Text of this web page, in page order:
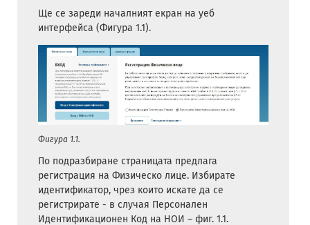
Ще се зареди началният екран на уеб
интерфейса (Фигура 1.1).
Фигура 1.1.
По подразбиране страницата предлага
регистрация на Физическо лице. Избирате
идентификатор, чрез които искате да се
регистрирате - в случая Персонален
Идентификационен Код на НОИ – фиг. 1.1.